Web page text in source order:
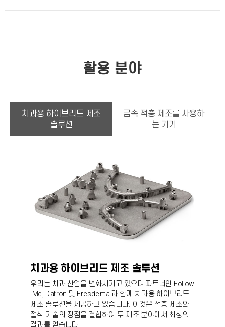
활용 분야
치과용 하이브리드 제조
솔루션
금속 적층 제조를 사용하
는 기기
치과용 하이브리드 제조 솔루션
우리는 치과 산업을 변화시키고 있으며 파트너인 Follow
-Me, Datron 및 Fresdental 과 함께 치과용 하이브리드
제조 솔루션을 제공하고 있습니다. 이것은 적층 제조와
절삭 기술의 장점을 결합하여 두 제조 분야에서 최상의